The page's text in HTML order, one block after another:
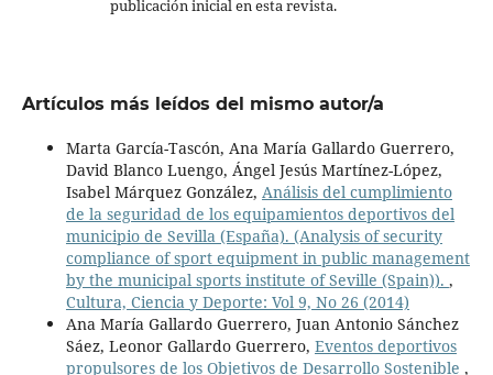
publicación inicial en esta revista.
Artículos más leídos del mismo autor/a
Marta García-Tascón, Ana María Gallardo Guerrero,
David Blanco Luengo, Ángel Jesús Martínez-López,
Isabel Márquez González, Análisis del cumplimiento
de la seguridad de los equipamientos deportivos del
municipio de Sevilla (España). (Analysis of security
compliance of sport equipment in public management
by the municipal sports institute of Seville (Spain)). ,
Cultura, Ciencia y Deporte: Vol 9, No 26 (2014)
Ana María Gallardo Guerrero, Juan Antonio Sánchez
Sáez, Leonor Gallardo Guerrero, Eventos deportivos
propulsores de los Objetivos de Desarrollo Sostenible ,